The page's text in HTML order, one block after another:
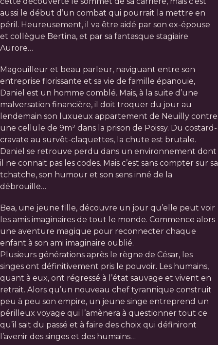
aussi le début d’un combat qui pourrait la mettre en
péril. Heureusement, il va être aidé par son ex-épouse
et collègue Bertina, et par sa fantasque stagiaire
Aurore…
Magouilleur et beau parleur, naviguant entre son
entreprise florissante et sa vie de famille épanouie,
Daniel est un homme comblé. Mais, à la suite d’une
malversation financière, il doit troquer du jour au
lendemain son luxueux appartement de Neuilly contre
une cellule de 9m² dans la prison de Poissy. Du costard-
cravate au survêt-claquettes, la chute est brutale.
Daniel se retrouve perdu dans un environnement dont
il ne connait pas les codes. Mais c’est sans compter sur sa
tchatche, son humour et son sens inné de la
débrouille…
Bea, une jeune fille, découvre un jour qu’elle peut voir
les amis imaginaires de tout le monde. Commence alors
une aventure magique pour reconnecter chaque
enfant à son ami imaginaire oublié.
Plusieurs générations après le règne de César, les
singes ont définitivement pris le pouvoir. Les humains,
quant à eux, ont régressé à l’état sauvage et vivent en
retrait. Alors qu’un nouveau chef tyrannique construit
peu à peu son empire, un jeune singe entreprend un
périlleux voyage qui l’amènera à questionner tout ce
qu’il sait du passé et à faire des choix qui définiront
l’avenir des singes et des humains…